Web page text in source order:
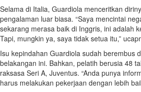
Selama di Italia, Guardiola menceritkan
pengalaman luar biasa. “Saya mencintai
sekarang merasa baik di Inggris, ini adalah
Tapi, mungkin ya, saya tidak setua itu,”
Isu kepindahan Guardiola sudah berembus
belakangan ini. Bahkan, pelatih berusia 48
raksasa Seri A, Juventus. “Anda punya
harus melakukan pekerjaan dengan lebih